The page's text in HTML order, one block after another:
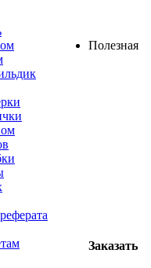
Полезная
Заказать